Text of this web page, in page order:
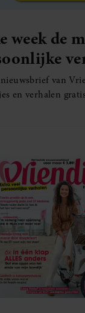
week de
van
en verhalen